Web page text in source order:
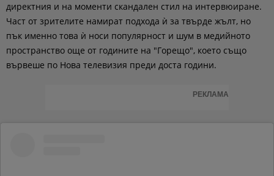
директния и на моменти скандален стил на интервюиране.
Част от зрителите намират подхода ѝ за твърде жълт, но
пък именно това ѝ носи популярност и шум в медийното
пространство още от годините на "Горещо", което също
вървеше по Нова телевизия преди доста години.
РЕКЛАМА